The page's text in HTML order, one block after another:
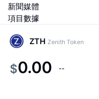
新聞媒體
項目數據
ZTH Zenith Token
$0.00 --